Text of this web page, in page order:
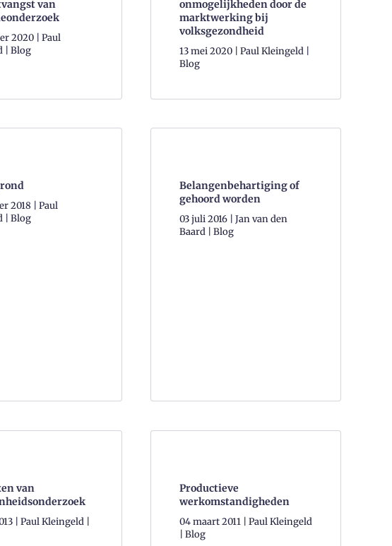
van
2020 | Paul
| Blog
onmogelijkheden door de
marktwerking bij
volksgezondheid
13 mei 2020 | Paul Kleingeld |
Blog
2018 | Paul
| Blog
Belangenbehartiging of
gehoord worden
03 juli 2016 | Jan van den
Baard | Blog
van
| Paul Kleingeld |
Productieve
werkomstandigheden
04 maart 2011 | Paul Kleingeld
| Blog